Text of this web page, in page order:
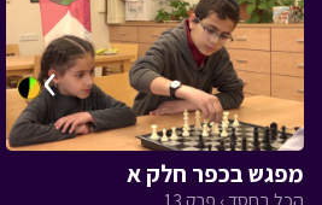
ניידת החלומות - יום
גיבוש ב• מתוך ניידת
החלומות
מפגש בכפר חלק א
›